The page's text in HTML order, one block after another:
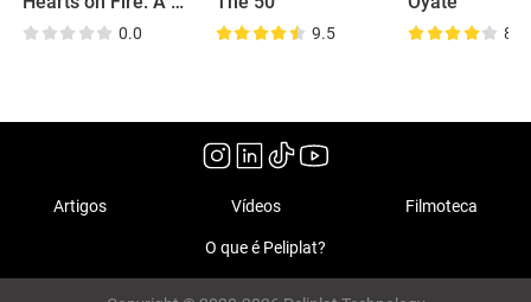
0.0 9.5 8.0
Artigos Vídeos Filmoteca
O que é Peliplat?